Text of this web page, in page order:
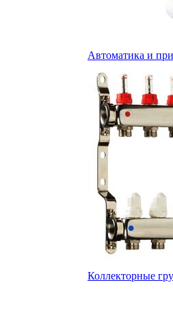
Автоматика и
Коллекторные